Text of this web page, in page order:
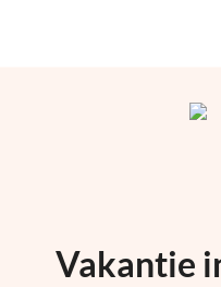
Vakantie